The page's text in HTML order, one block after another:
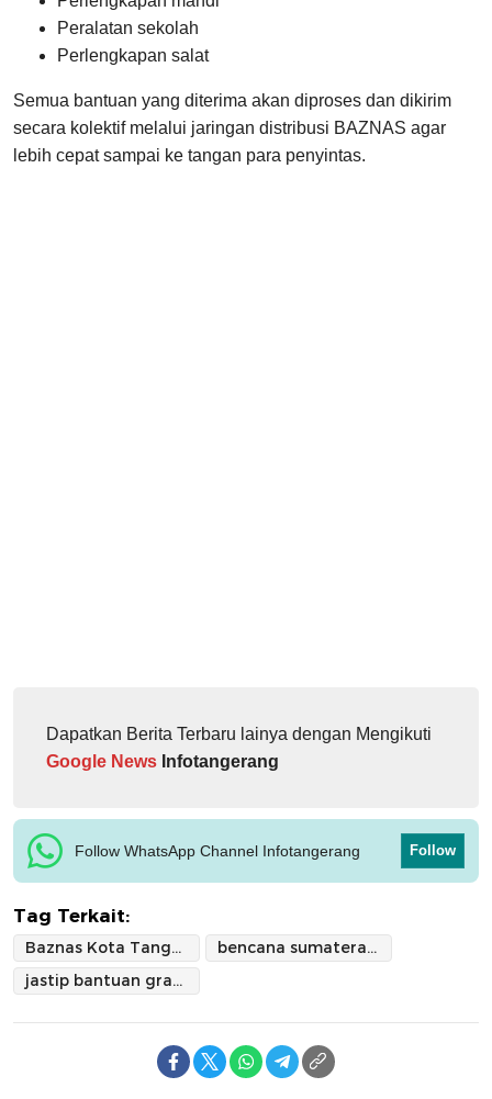
Peralatan sekolah
Perlengkapan salat
Semua bantuan yang diterima akan diproses dan dikirim
secara kolektif melalui jaringan distribusi BAZNAS agar
lebih cepat sampai ke tangan para penyintas.
Dapatkan Berita Terbaru lainya dengan Mengikuti
Google News Infotangerang
Follow WhatsApp Channel Infotangerang Follow
Tag Terkait:
Baznas Kota Tangerang
bencana sumatera 2025
jastip bantuan gratis